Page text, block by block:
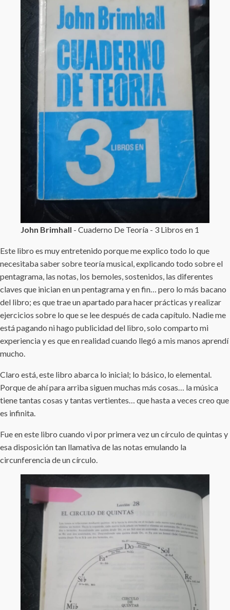
John Brimhall - Cuaderno De Teoría - 3 Libros en 1
Este libro es muy entretenido porque me explico todo lo que
necesitaba saber sobre teoría musical, explicando todo sobre el
pentagrama, las notas, los bemoles, sostenidos, las diferentes
claves que inician en un pentagrama y en fin… pero lo más bacano
del libro; es que trae un apartado para hacer prácticas y realizar
ejercicios sobre lo que se lee después de cada capítulo. Nadie me
está pagando ni hago publicidad del libro, solo comparto mi
experiencia y es que en realidad cuando llegó a mis manos aprendí
mucho.
Claro está, este libro abarca lo inicial; lo básico, lo elemental.
Porque de ahí para arriba siguen muchas más cosas… la música
tiene tantas cosas y tantas vertientes… que hasta a veces creo que
es infinita.
Fue en este libro cuando vi por primera vez un círculo de quintas y
esa disposición tan llamativa de las notas emulando la
circunferencia de un círculo.